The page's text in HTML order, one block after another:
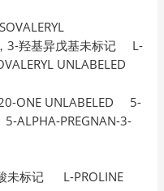
3-羟基异戊基未标记 L-
UNLABELED
20-ONE UNLABELED 5-
PREGNAN-3-
未标记 L-PROLINE